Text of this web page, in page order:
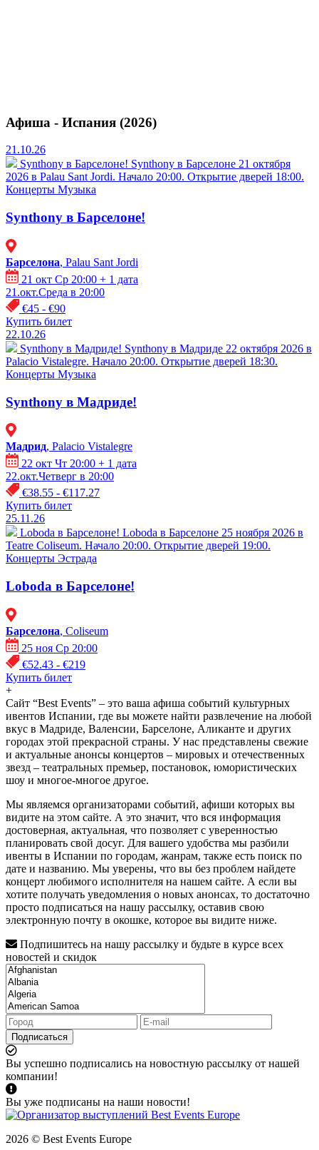
Афиша - Испания (2026)
21.10.26
Synthony в Барселоне! Synthony в Барселоне 21 октября
2026 в Palau Sant Jordi. Начало 20:00. Открытие дверей 18:00.
Концерты Музыка
Synthony в Барселоне!
Барселона, Palau Sant Jordi
21 окт Ср 20:00 + 1 дата
21.окт.Среда в 20:00
€45 - €90
Купить билет
22.10.26
Synthony в Мадриде! Synthony в Мадриде 22 октября 2026 в
Palacio Vistalegre. Начало 20:00. Открытие дверей 18:30.
Концерты Музыка
Synthony в Мадриде!
Мадрид, Palacio Vistalegre
22 окт Чт 20:00 + 1 дата
22.окт.Четверг в 20:00
€38.55 - €117.27
Купить билет
25.11.26
Loboda в Барселоне! Loboda в Барселоне 25 ноября 2026 в
Teatre Coliseum. Начало 20:00. Открытие дверей 19:00.
Концерты Эстрада
Loboda в Барселоне!
Барселона, Coliseum
25 ноя Ср 20:00
€52.43 - €219
Купить билет
+
Сайт “Best Events” – это ваша афиша событий культурных
ивентов Испании, где вы можете найти развлечение на любой
вкус в Мадриде, Валенсии, Барселоне, Аликанте и других
городах этой прекрасной страны. У нас представлены свежие
и актуальные анонсы концертов – мировых и отечественных
звезд – театральных премьер, постановок, юмористических
шоу и многое-многое другое.
Мы являемся организаторами событий, афиши которых вы
видите на этом сайте. А это значит, что вся информация
достоверная, актуальная, что позволяет с уверенностью
планировать свой досуг. Для вашего удобства мы разбили
ивенты в Испании по городам, жанрам, также есть поиск по
дате и названию. Мы уверены, что вы без проблем найдете
концерт любимого исполнителя на нашем сайте. А если вы
хотите получать уведомления о новых анонсах, то достаточно
просто подписаться на нашу рассылку, оставив свою
электронную почту в окошке, которое вы видите ниже.
Подпишитесь на нашу рассылку и будьте в курсе всех
новостей и скидок
Подписаться
Вы успешно подписались на новостную рассылку от нашей
компании!
Вы уже подписаны на наши новости!
2026 © Best Events Europe